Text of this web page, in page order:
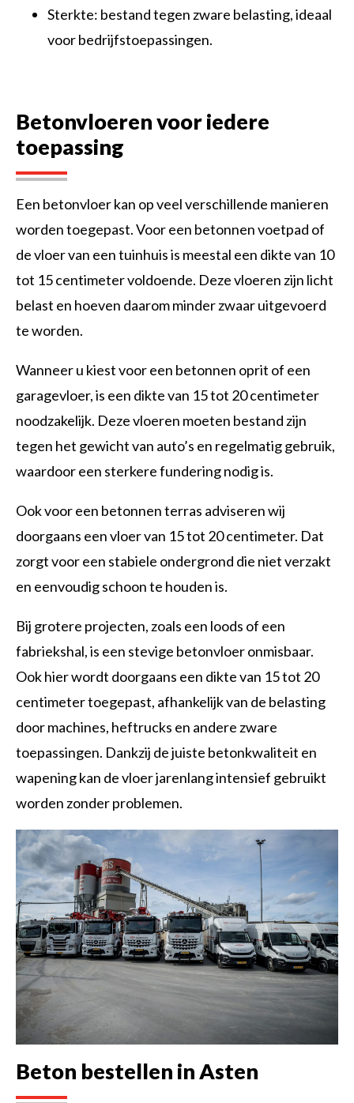
Sterkte: bestand tegen zware belasting, ideaal
voor bedrijfstoepassingen.
Betonvloeren voor iedere
toepassing
Een betonvloer kan op veel verschillende manieren
worden toegepast. Voor een betonnen voetpad of
de vloer van een tuinhuis is meestal een dikte van 10
tot 15 centimeter voldoende. Deze vloeren zijn licht
belast en hoeven daarom minder zwaar uitgevoerd
te worden.
Wanneer u kiest voor een betonnen oprit of een
garagevloer, is een dikte van 15 tot 20 centimeter
noodzakelijk. Deze vloeren moeten bestand zijn
tegen het gewicht van auto’s en regelmatig gebruik,
waardoor een sterkere fundering nodig is.
Ook voor een betonnen terras adviseren wij
doorgaans een vloer van 15 tot 20 centimeter. Dat
zorgt voor een stabiele ondergrond die niet verzakt
en eenvoudig schoon te houden is.
Bij grotere projecten, zoals een loods of een
fabriekshal, is een stevige betonvloer onmisbaar.
Ook hier wordt doorgaans een dikte van 15 tot 20
centimeter toegepast, afhankelijk van de belasting
door machines, heftrucks en andere zware
toepassingen. Dankzij de juiste betonkwaliteit en
wapening kan de vloer jarenlang intensief gebruikt
worden zonder problemen.
Beton bestellen in Asten